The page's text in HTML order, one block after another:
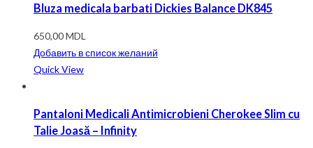
Bluza medicala barbati Dickies Balance DK845
650,00MDL
Добавить в список желаний
Quick View
Pantaloni Medicali Antimicrobieni Cherokee Slim cu
Talie Joasă – Infinity